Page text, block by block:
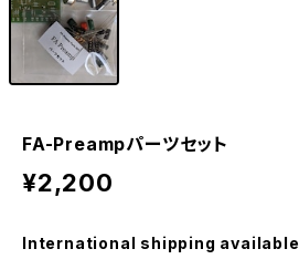
FA-Preampパーツセット
¥2,200
International shipping available